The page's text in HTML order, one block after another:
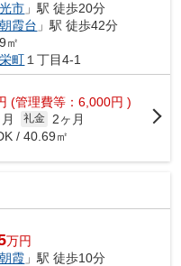
市 」駅 徒歩20分
朝霞台 」駅 徒歩42分
㎡
栄町 １丁目4-1
(管理費等：6,000円 )
礼金
2ヶ月
/ 40.69㎡
万円
朝霞 」駅 徒歩10分